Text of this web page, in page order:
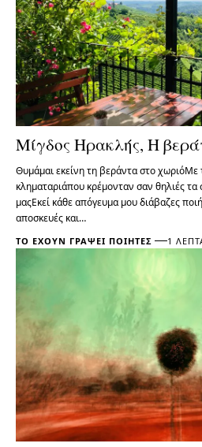
Μίγδος Ηρακλής, Η
Θυμάμαι εκείνη τη βεράντα στο χωριόΜε
κληματαριάπου κρέμονταν σαν θηλιές
μαςΕκεί κάθε απόγευμα μου διάβαζες
αποσκευές και…
ΤΟ ΈΧΟΥΝ ΓΡΆΨΕΙ ΠΟΙΗΤΈΣ 1